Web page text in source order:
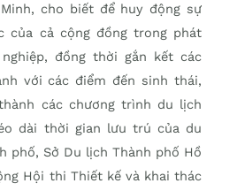
cho biết để huy động sự
của cả cộng đồng trong phát
đồng thời gắn kết các
với các điểm đến sinh thái,
các chương trình du lịch
dài thời gian lưu trú của du
phố, Sở Du lịch Thành phố Hồ
Hội thi Thiết kế và khai thác